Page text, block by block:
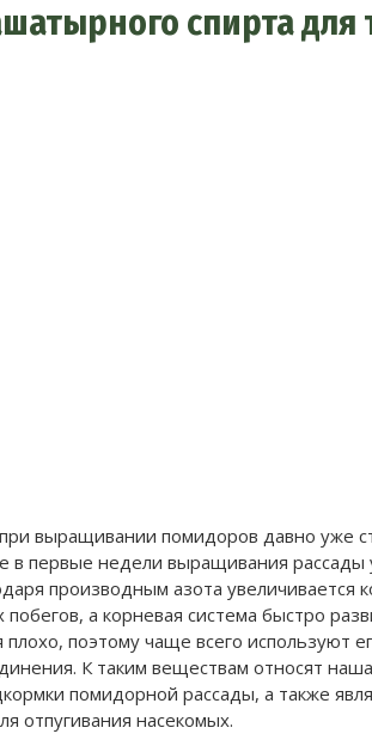
спирта для
выращивании помидоров давно уже
в первые недели выращивания рассады
производным азота увеличивается
а корневая система быстро
плохо, поэтому чаще всего используют
К таким веществам относят
помидорной рассады, а также
отпугивания насекомых.